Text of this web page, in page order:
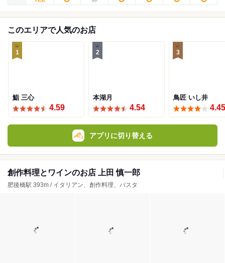
このエリアで人気のお店
1
鮨 三心
4.59
2
本湖月
4.54
3
鳥匠 いし井
4.45
アプリに切り替える
創作料理とワインのお店 上田 慎一郎
肥後橋駅 393m / イタリアン、創作料理、パスタ